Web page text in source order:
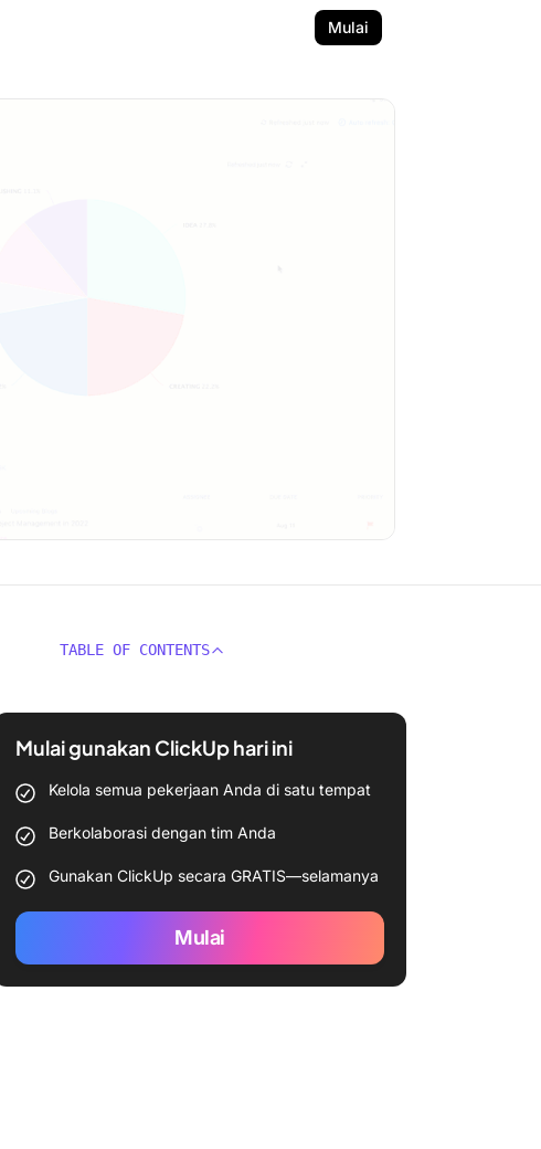
Mulai
TABLE OF CONTENTS
Mulai gunakan ClickUp hari ini
Kelola semua pekerjaan Anda di satu tempat
Berkolaborasi dengan tim Anda
Gunakan ClickUp secara GRATIS—selamanya
Mulai